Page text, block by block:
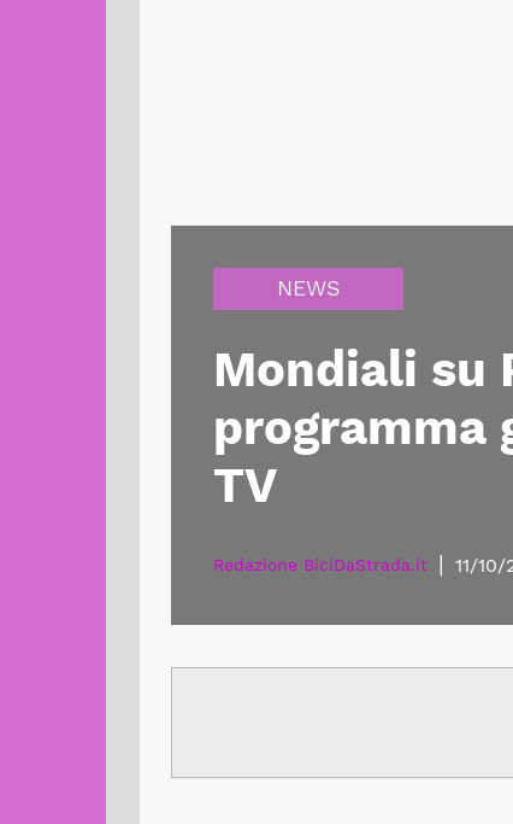
NEWS
Mondiali su
programma
TV
Redazione BiciDaStrada.it | 11/10/